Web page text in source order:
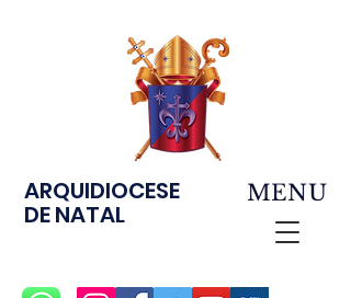
ARQUIDIOCESE
DE NATAL
MENU